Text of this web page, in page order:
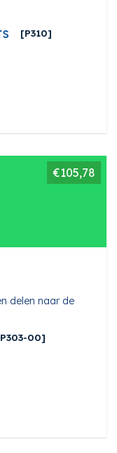
[P310]
€105,78
delen naar de
00]